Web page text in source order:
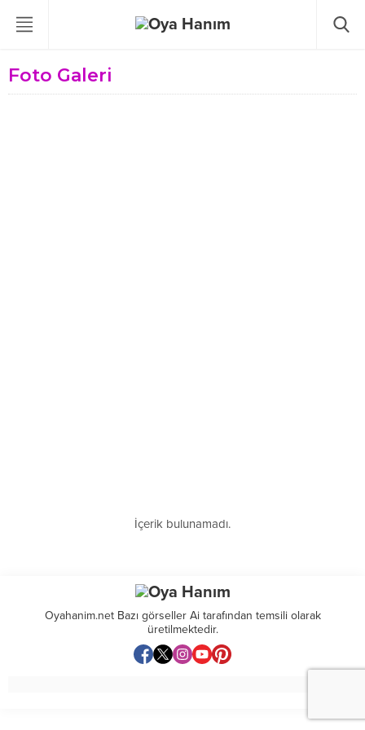
Foto Galeri
İçerik bulunamadı.
Oyahanim.net Bazı görseller Ai tarafından temsili olarak
üretilmektedir.